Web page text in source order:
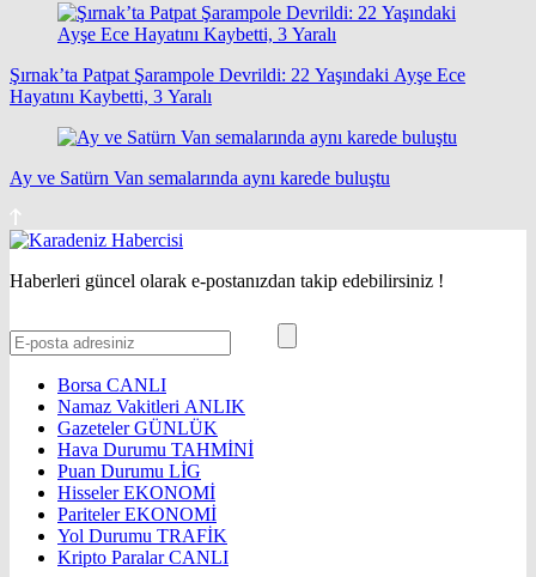
Şırnak’ta Patpat Şarampole Devrildi: 22 Yaşındaki Ayşe Ece
Hayatını Kaybetti, 3 Yaralı
Ay ve Satürn Van semalarında aynı karede buluştu
Haberleri güncel olarak e-postanızdan takip edebilirsiniz !
Borsa CANLI
Namaz Vakitleri ANLIK
GazetelerGÜNLÜK
Hava Durumu TAHMİNİ
Puan Durumu LİG
HisselerEKONOMİ
ParitelerEKONOMİ
Yol Durumu TRAFİK
Kripto ParalarCANLI